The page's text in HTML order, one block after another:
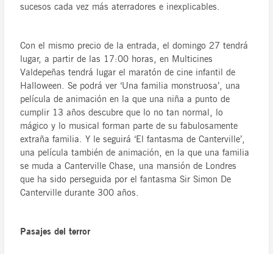
sucesos cada vez más aterradores e inexplicables.
Con el mismo precio de la entrada, el domingo 27 tendrá
lugar, a partir de las 17:00 horas, en Multicines
Valdepeñas tendrá lugar el maratón de cine infantil de
Halloween. Se podrá ver ‘Una familia monstruosa’, una
película de animación en la que una niña a punto de
cumplir 13 años descubre que lo no tan normal, lo
mágico y lo musical forman parte de su fabulosamente
extraña familia. Y le seguirá ‘El fantasma de Canterville’,
una película también de animación, en la que una familia
se muda a Canterville Chase, una mansión de Londres
que ha sido perseguida por el fantasma Sir Simon De
Canterville durante 300 años.
Pasajes del terror